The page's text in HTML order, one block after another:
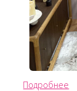
Подробнее